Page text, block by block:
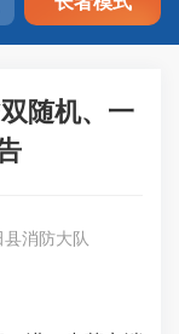
随机、一
县消防大队